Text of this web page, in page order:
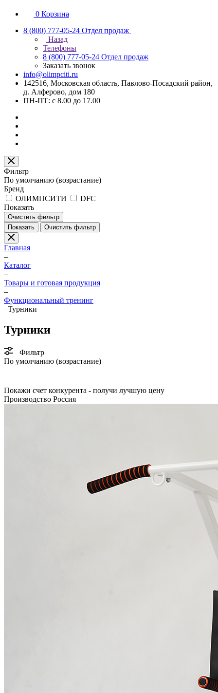
0 Корзина
8 (800) 777-05-24 Отдел продаж
Назад
Телефоны
8 (800) 777-05-24 Отдел продаж
Заказать звонок
info@olimpciti.ru
142516, Московская область, Павлово-Посадский район,
д. Алферово, дом 180
ПН-ПТ: с 8.00 до 17.00
Фильтр
По умолчанию (возрастание)
Бренд
ОЛИМПСИТИ
DFC
Показать
Очистить фильтр
Показать
Очистить фильтр
Главная
–
Каталог
–
Товары и готовая продукция
–
Функциональный тренинг
–Турники
Турники
Фильтр
По умолчанию (возрастание)
Покажи счет конкурента - получи лучшую цену
Производство Россия